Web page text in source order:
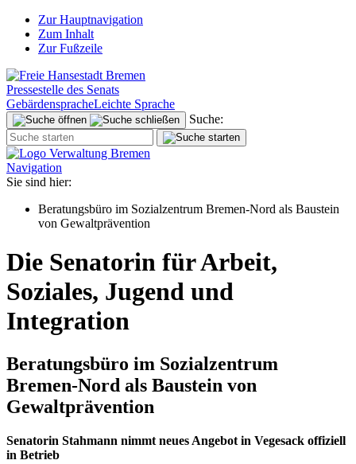
Zur Hauptnavigation
Zum Inhalt
Zur Fußzeile
Pressestelle des Senats
GebärdenspracheLeichte Sprache
Suche:
Navigation
Sie sind hier:
Beratungsbüro im Sozialzentrum Bremen-Nord als Baustein
von Gewaltprävention
Die Senatorin für Arbeit,
Soziales, Jugend und
Integration
Beratungsbüro im Sozialzentrum
Bremen-Nord als Baustein von
Gewaltprävention
Senatorin Stahmann nimmt neues Angebot in Vegesack offiziell
in Betrieb